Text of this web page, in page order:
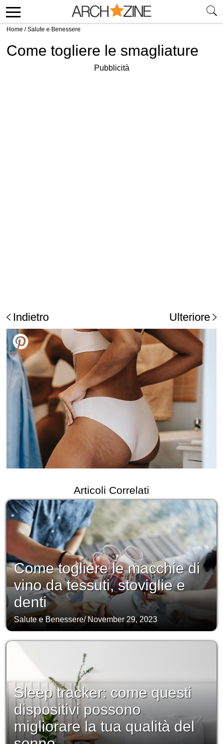
Home /Salute e Benessere
Come togliere le smagliature
Pubblicità
Indietro Ulteriore
Articoli Correlati
Come togliere le macchie di
vino da tessuti, stoviglie e
denti
Salute e Benessere/November 29, 2023
Sleep tracker: come questi
dispositivi possono
migliorare la tua qualità del